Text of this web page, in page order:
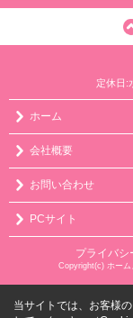
定休日:
ホーム
会社概要
お問い合わせ
PCサイト
プライバシ
Copyright(c) ホー
当サイトでは、お客様